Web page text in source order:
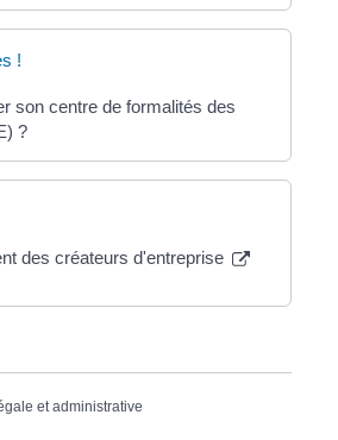
!
son centre de formalités des
?
des créateurs d'entreprise
et administrative